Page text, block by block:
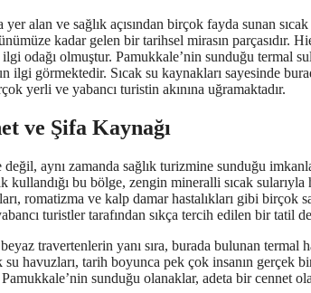
yer alan ve sağlık açısından birçok fayda sunan
kadar gelen bir tarihsel mirasın parçasıdır.
odağı olmuştur. Pamukkale’nin sunduğu termal
ilgi görmektedir. Sıcak su kaynakları sayesinde
yerli ve yabancı turistin akınına uğramaktadır.
ve Şifa Kaynağı
aynı zamanda sağlık turizmine sunduğu
bu bölge, zengin mineralli sıcak
romatizma ve kalp damar hastalıkları gibi birçok
turistler tarafından sıkça tercih edilen bir tatil
travertenlerin yanı sıra, burada bulunan termal
havuzları, tarih boyunca pek çok insanın gerçek
sunduğu olanaklar, adeta bir cennet